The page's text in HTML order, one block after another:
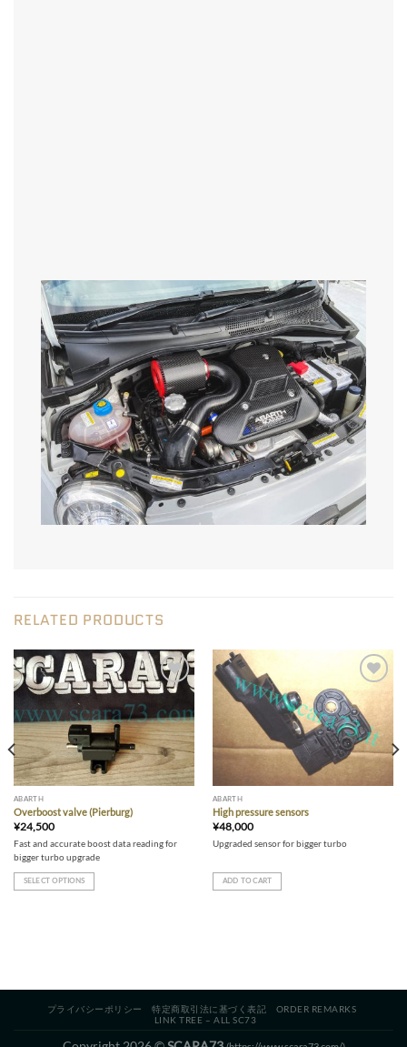
RELATED PRODUCTS
Add to wishlist
ABARTH
Overboost valve (Pierburg)
¥24,500
Fast and accurate boost data reading for
bigger turbo upgrade
SELECT OPTIONS
The
options
Add to wishlist
ABARTH
High pressure sensors
¥48,000
Upgraded sensor for bigger turbo
ADD TO CART
プライバシーポリシー 特定商取引法に基づく表記
ORDER REMARKS
LINK TREE – ALL SC73